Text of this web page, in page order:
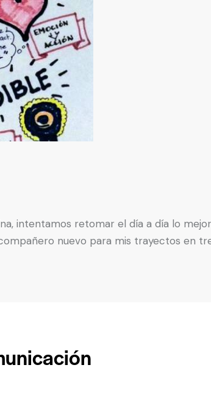
intentamos retomar el día a día lo
nuevo para mis trayectos en